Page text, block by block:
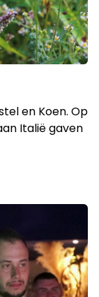
en Koen. Op
Italië gaven